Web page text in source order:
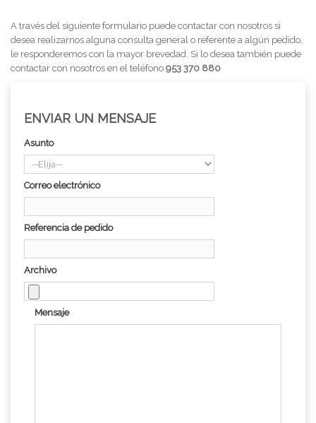
A través del siguiente formulario puede contactar con nosotros si
desea realizarnos alguna consulta general o referente a algún pedido,
le responderemos con la mayor brevedad. Si lo desea también puede
contactar con nosotros en el teléfono 953 370 880
ENVIAR UN MENSAJE
Asunto
Correo electrónico
Referencia de pedido
Archivo
Mensaje